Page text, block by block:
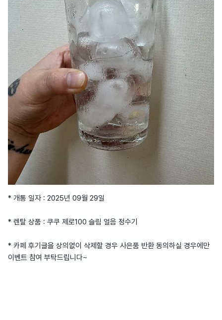
* 개통 일자 : 2025년 09월 29일
* 렌탈 상품 : 쿠쿠 제로100 슬림 얼음 정수기
* 카페 후기글을 상의없이 삭제할 경우 사은품 반환 동의하실 경우에만
이벤트 참여 부탁드립니다~